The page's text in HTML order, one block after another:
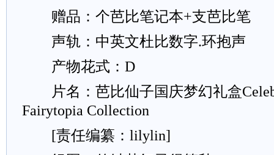
赠品：个芭比笔记本+支芭比笔
声轨：中英文杜比数字.环抱声
产物花式：D
片名：芭比仙子国庆梦幻礼盒
Fairytopia Collection
[责任编纂：lilylin]